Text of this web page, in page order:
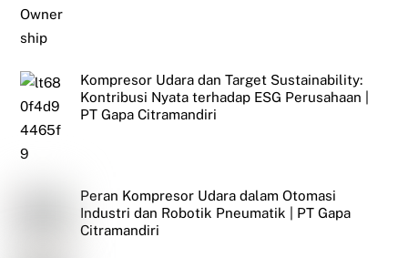
Kompresor Udara dan Target Sustainability:
Kontribusi Nyata terhadap ESG Perusahaan |
PT Gapa Citramandiri
Peran Kompresor Udara dalam Otomasi
Industri dan Robotik Pneumatik | PT Gapa
Citramandiri